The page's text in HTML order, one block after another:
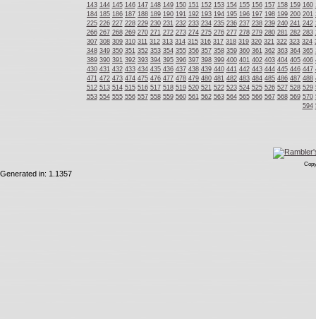
143 144 145 146 147 148 149 150 151 152 153 154 155 156 157 158 159 160
184 185 186 187 188 189 190 191 192 193 194 195 196 197 198 199 200 201
225 226 227 228 229 230 231 232 233 234 235 236 237 238 239 240 241 242
266 267 268 269 270 271 272 273 274 275 276 277 278 279 280 281 282 283
307 308 309 310 311 312 313 314 315 316 317 318 319 320 321 322 323 324
348 349 350 351 352 353 354 355 356 357 358 359 360 361 362 363 364 365
389 390 391 392 393 394 395 396 397 398 399 400 401 402 403 404 405 406
430 431 432 433 434 435 436 437 438 439 440 441 442 443 444 445 446 447
471 472 473 474 475 476 477 478 479 480 481 482 483 484 485 486 487 488
512 513 514 515 516 517 518 519 520 521 522 523 524 525 526 527 528 529
553 554 555 556 557 558 559 560 561 562 563 564 565 566 567 568 569 570
594
Generated in: 1.1357